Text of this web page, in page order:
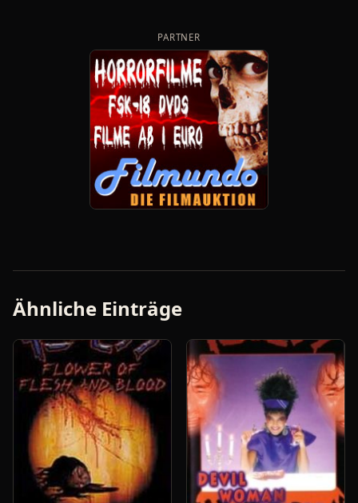
PARTNER
Ähnliche Einträge